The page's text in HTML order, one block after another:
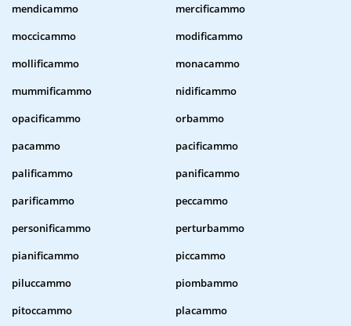
mendicammo
mercificammo
moccicammo
modificammo
mollificammo
monacammo
mummificammo
nidificammo
opacificammo
orbammo
pacammo
pacificammo
palificammo
panificammo
parificammo
peccammo
personificammo
perturbammo
pianificammo
piccammo
piluccammo
piombammo
pitoccammo
placammo